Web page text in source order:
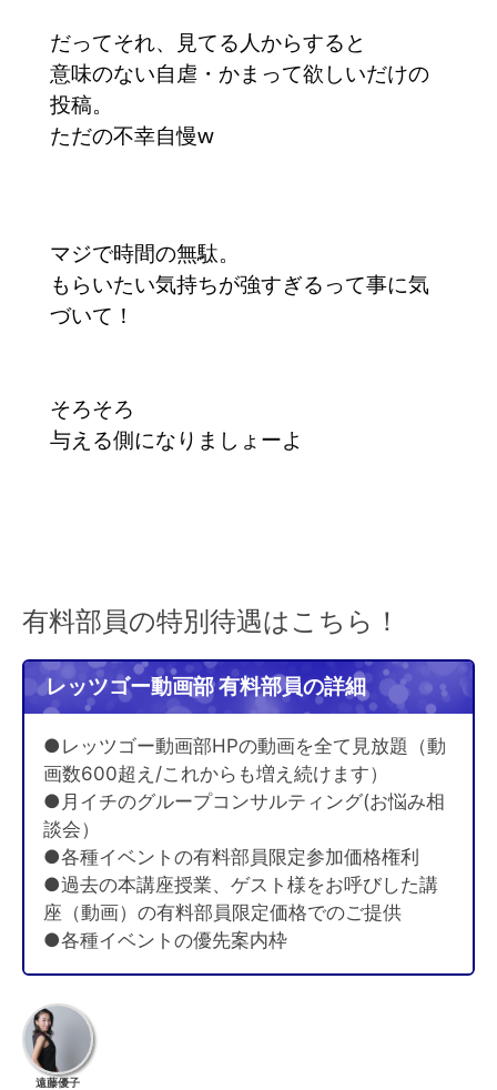
だってそれ、見てる人からすると
意味のない自虐・かまって欲しいだけの
投稿。
ただの不幸自慢w
マジで時間の無駄。
もらいたい気持ちが強すぎるって事に気
づいて！
そろそろ
与える側になりましょーよ
有料部員の特別待遇はこちら！
レッツゴー動画部 有料部員の詳細
●レッツゴー動画部HPの動画を全て見放題（動
画数600超え/これからも増え続けます）
●月イチのグループコンサルティング(お悩み相
談会）
●各種イベントの有料部員限定参加価格権利
●過去の本講座授業、ゲスト様をお呼びした講
座（動画）の有料部員限定価格でのご提供
●各種イベントの優先案内枠
遠藤優子